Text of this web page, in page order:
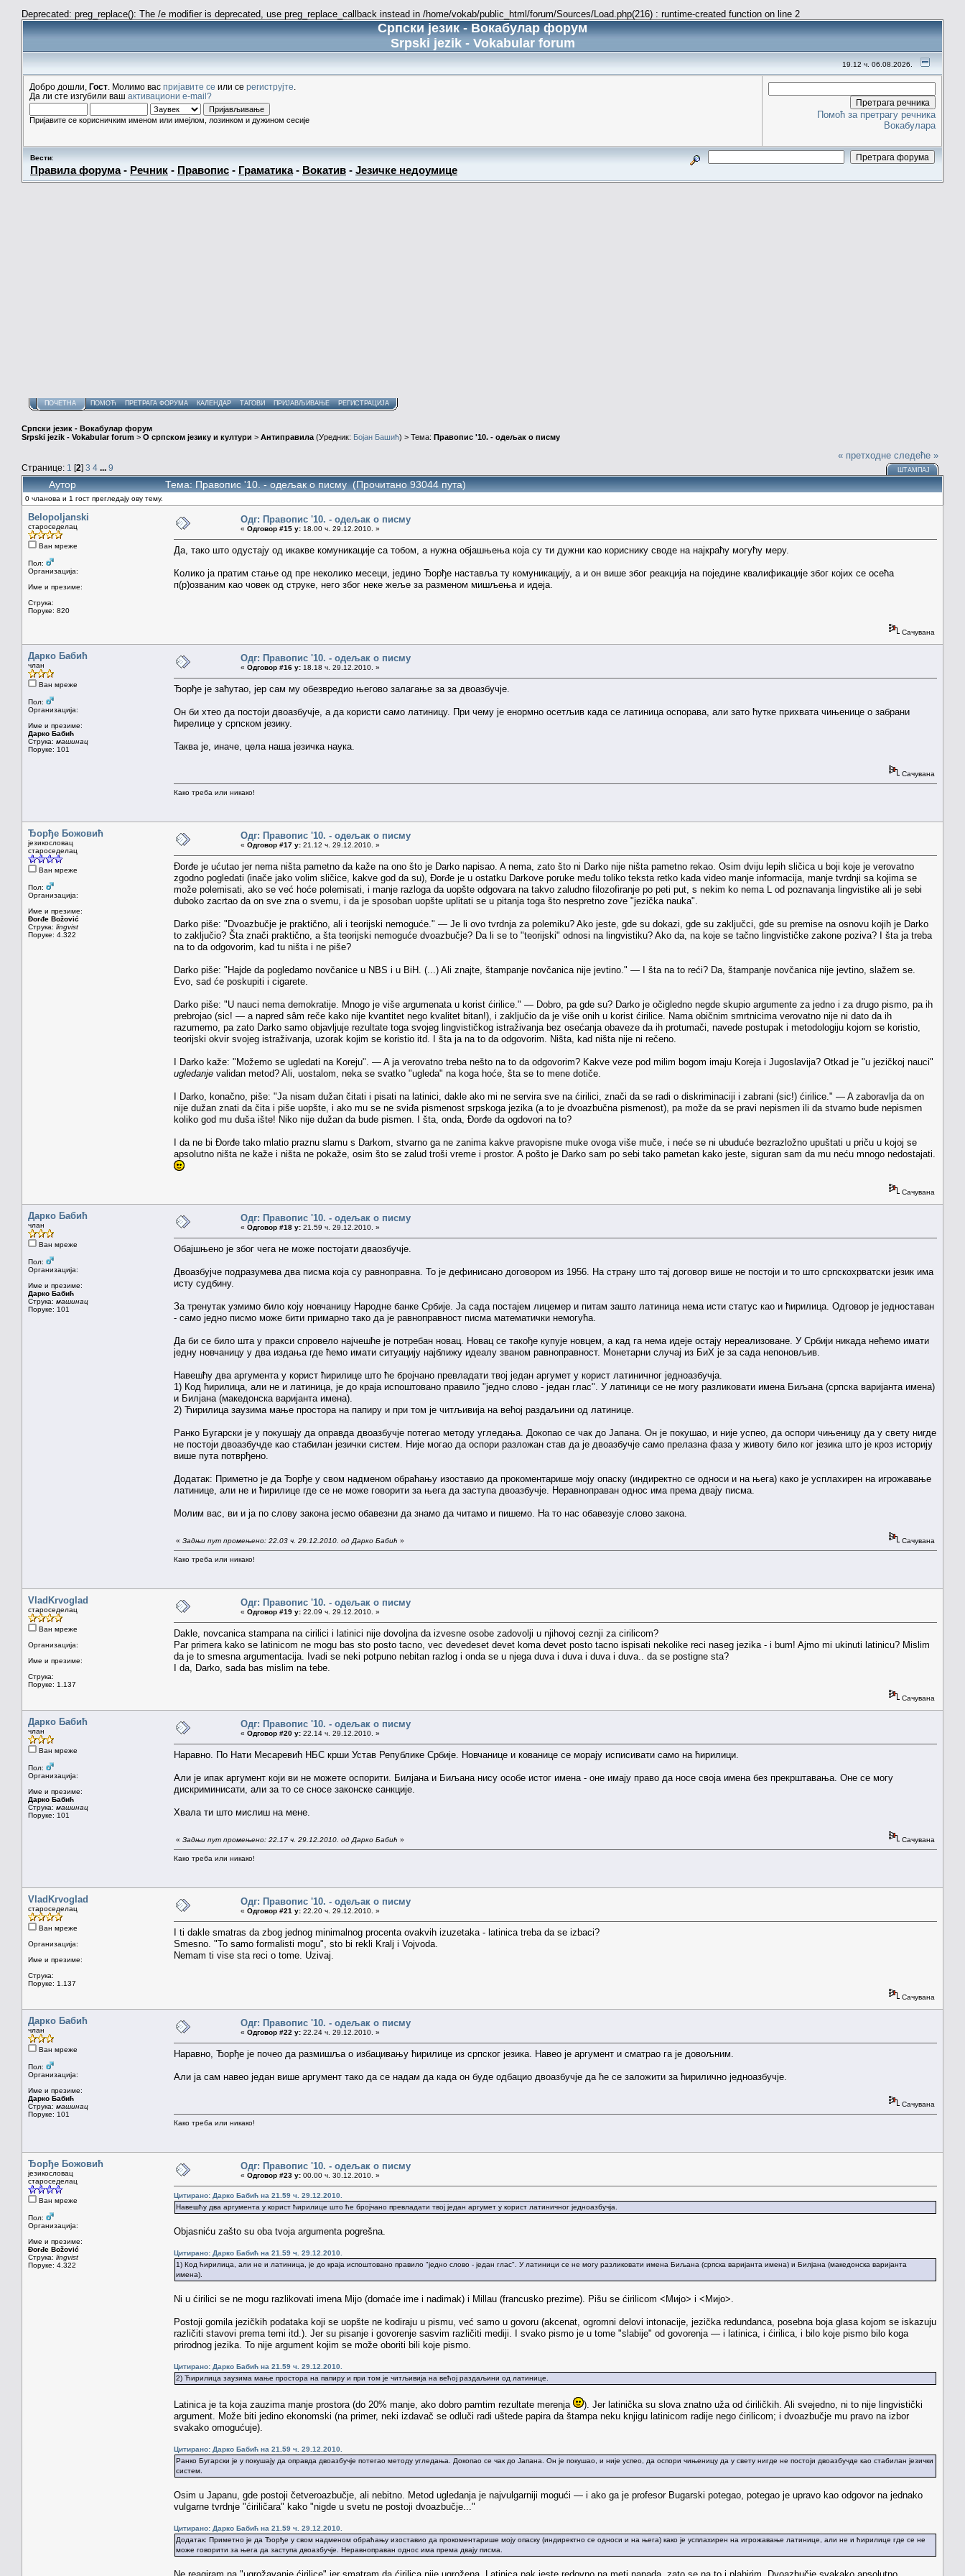
Deprecated: preg_replace(): The /e modifier is deprecated, use preg_replace_callback instead in /home/vokab/public_html/forum/Sources/Load.php(216) : runtime-created function on line 2
Српски језик - Вокабулар форум
Srpski jezik - Vokabular forum
19.12 ч. 06.08.2026.
Добро дошли, Гост . Молимо вас пријавите се или се региструјте
Да ли сте изгубили ваш активациони e-mail?
Пријавите се корисничким именом или имејлом, лозинком и дужином сесије
Помоћ за претрагу речника
Вокабулара
Вести:
Правила форума- Речник - Правопис - Граматика- Вокатив - Језичке недоумице
ПОЧЕТНА ПОМОЋ ПРЕТРАГА ФОРУМА КАЛЕНДАР ТАГОВИ ПРИЈАВЉИВАЊЕ РЕГИСТРАЦИЈА
Српски језик - Вокабулар форум
Srpski jezik - Vokabular forum > О српском језику и култури > Антиправила (Уредник: Бојан Башић) > Тема: Правопис '10. - одељак о писму
Странице: 1 [2] 3 4 ... 9
« претходне следеће »
ШТАМПАЈ
Аутор Тема: Правопис '10. - одељак о писму (Прочитано 93044 пута)
0 чланова и 1 гост прегледају ову тему.
Belopoljanski
староседелац
Ван мреже
Пол:
Организација:
Име и презиме:
Струка:
Поруке: 820
Одг: Правопис '10. - одељак о писму
« Одговор #15 у: 18.00 ч. 29.12.2010. »
Да, тако што одустају од икакве комуникације са тобом, а нужна објашњења која су ти дужни као кориснику своде на најкраћу могућу меру.
Колико ја пратим стање од пре неколико месеци, једино Ђорђе наставља ту комуникацију, а и он више због реакција на поједине квалификације због којих се осећа
п(р)озваним као човек од струке, него због неке жеље за разменом мишљења и идеја.
Сачувана
Дарко Бабић
члан
Ван мреже
Пол:
Организација:
Име и презиме:
Дарко Бабић
Струка: машинац
Поруке: 101
Одг: Правопис '10. - одељак о писму
« Одговор #16 у: 18.18 ч. 29.12.2010. »
Ђорђе је заћутао, јер сам му обезвредио његово залагање за за двоазбучје.
Он би хтео да постоји двоазбучје, а да користи само латиницу. При чему је енормно осетљив када се латиница оспорава, али зато ћутке прихвата чињенице о забрани
ћирелице у српском језику.
Таква је, иначе, цела наша језичка наука.
Сачувана
Како треба или никако!
Ђорђе Божовић
језикословац
староседелац
Ван мреже
Пол:
Организација:
Име и презиме:
Đorđe Božović
Струка: lingvist
Поруке: 4.322
Одг: Правопис '10. - одељак о писму
« Одговор #17 у: 21.12 ч. 29.12.2010. »
Đorđe je ućutao jer nema ništa pametno da kaže na ono što je Darko napisao. A nema, zato što ni Darko nije ništa pametno rekao. Osim dviju lepih sličica u boji koje je verovatno
zgodno pogledati (inače jako volim sličice, kakve god da su), Đorđe je u ostatku Darkove poruke među toliko teksta retko kada video manje informacija, manje tvrdnji sa kojima se
može polemisati, ako se već hoće polemisati, i manje razloga da uopšte odgovara na takvo zaludno filozofiranje po peti put, s nekim ko nema L od poznavanja lingvistike ali je sebi
duboko zacrtao da on sve zna o svemu, i da je sposoban uopšte uplitati se u pitanja toga što nespretno zove "jezička nauka".
Darko piše: "Dvoazbučje je praktično, ali i teorijski nemoguće." — Je li ovo tvrdnja za polemiku? Ako jeste, gde su dokazi, gde su zaključci, gde su premise na osnovu kojih je Darko
to zaključio? Šta znači praktično, a šta teorijski nemoguće dvoazbučje? Da li se to "teorijski" odnosi na lingvistiku? Ako da, na koje se tačno lingvističke zakone poziva? I šta ja treba
na to da odgovorim, kad tu ništa i ne piše?
Darko piše: "Hajde da pogledamo novčanice u NBS i u BiH. (...) Ali znajte, štampanje novčanica nije jevtino." — I šta na to reći? Da, štampanje novčanica nije jevtino, slažem se.
Evo, sad će poskupiti i cigarete.
Darko piše: "U nauci nema demokratije. Mnogo je više argumenata u korist ćirilice." — Dobro, pa gde su? Darko je očigledno negde skupio argumente za jedno i za drugo pismo, pa ih
prebrojao (sic! — a napred sâm reče kako nije kvantitet nego kvalitet bitan!), i zaključio da je više onih u korist ćirilice. Nama običnim smrtnicima verovatno nije ni dato da ih
razumemo, pa zato Darko samo objavljuje rezultate toga svojeg lingvističkog istraživanja bez osećanja obaveze da ih protumači, navede postupak i metodologiju kojom se koristio,
teorijski okvir svojeg istraživanja, uzorak kojim se koristio itd. I šta ja na to da odgovorim. Ništa, kad ništa nije ni rečeno.
I Darko kaže: "Možemo se ugledati na Koreju". — A ja verovatno treba nešto na to da odgovorim? Kakve veze pod milim bogom imaju Koreja i Jugoslavija? Otkad je "u jezičkoj nauci"
ugledanje validan metod? Ali, uostalom, neka se svatko "ugleda" na koga hoće, šta se to mene dotiče.
I Darko, konačno, piše: "Ja nisam dužan čitati i pisati na latinici, dakle ako mi ne servira sve na ćirilici, znači da se radi o diskriminaciji i zabrani (sic!) ćirilice." — A zaboravlja da on
nije dužan znati da čita i piše uopšte, i ako mu se ne sviđa pismenost srpskoga jezika (a to je dvoazbučna pismenost), pa može da se pravi nepismen ili da stvarno bude nepismen
koliko god mu duša ište! Niko nije dužan da bude pismen. I šta, onda, Đorđe da ogdovori na to?
I da ne bi Đorđe tako mlatio praznu slamu s Darkom, stvarno ga ne zanima kakve pravopisne muke ovoga više muče, i neće se ni ubuduće bezrazložno upuštati u priču u kojoj se
apsolutno ništa ne kaže i ništa ne pokaže, osim što se zalud troši vreme i prostor. A pošto je Darko sam po sebi tako pametan kako jeste, siguran sam da mu neću mnogo nedostajati.
Сачувана
Дарко Бабић
члан
Ван мреже
Пол:
Организација:
Име и презиме:
Дарко Бабић
Струка: машинац
Поруке: 101
Одг: Правопис '10. - одељак о писму
« Одговор #18 у: 21.59 ч. 29.12.2010. »
Обајшњено је због чега не може постојати дваозбучје.
Двоазбујче подразумева два писма која су равноправна. То је дефинисано договором из 1956. На страну што тај договор више не постоји и то што српскохрватски језик има
исту судбину.
За тренутак узмимо било коју новчаницу Народне банке Србије. Ја сада постајем лицемер и питам зашто латиница нема исти статус као и ћирилица. Одговор је једноставан
- само једно писмо може бити примарно тако да је равноправност писма математички немогућа.
Да би се било шта у пракси спровело најчешће је потребан новац. Новац се такође купује новцем, а кад га нема идеје остају нереализоване. У Србији никада нећемо имати
једну новчаницу у два издања где ћемо имати ситуацију најближу идеалу званом равноправност. Монетарни случај из БиХ је за сада непоновљив.
Навешћу два аргумента у корист ћирилице што ће бројчано превладати твој један аргумет у корист латиничног једноазбучја.
1) Код ћирилица, али не и латиница, је до краја испоштовано правило "једно слово - један глас". У латиници се не могу разликовати имена Биљана (српска варијанта имена)
и Билјана (македонска варијанта имена).
2) Ћирилица заузима мање простора на папиру и при том је читљивија на већој раздаљини од латинице.
Ранко Бугарски је у покушају да оправда двоазбучје потегао методу угледања. Докопао се чак до Јапана. Он је покушао, и није успео, да оспори чињеницу да у свету нигде
не постоји двоазбучде као стабилан језички систем. Није могао да оспори разложан став да је двоазбучје само прелазна фаза у животу било ког језика што је кроз историју
више пута потврђено.
Додатак: Приметно је да Ђорђе у свом надменом обраћању изоставио да прокоментарише моју опаску (индиректно се односи и на њега) како је усплахирен на игрожавање
латинице, али не и ћирилице где се не може говорити за њега да заступа двоазбучје. Неравноправан однос има према двају писма.
Молим вас, ви и ја по слову закона јесмо обавезни да знамо да читамо и пишемо. На то нас обавезује слово закона.
« Задњи пут промењено: 22.03 ч. 29.12.2010. од Дарко Бабић » Сачувана
Како треба или никако!
VladKrvoglad
староседелац
Ван мреже
Организација:
Име и презиме:
Струка:
Поруке: 1.137
Одг: Правопис '10. - одељак о писму
« Одговор #19 у: 22.09 ч. 29.12.2010. »
Dakle, novcanica stampana na cirilici i latinici nije dovoljna da izvesne osobe zadovolji u njihovoj ceznji za cirilicom?
Par primera kako se latinicom ne mogu bas sto posto tacno, vec devedeset devet koma devet posto tacno ispisati nekolike reci naseg jezika - i bum! Ajmo mi ukinuti latinicu? Mislim
da je to smesna argumentacija. Ivadi se neki potpuno nebitan razlog i onda se u njega duva i duva i duva i duva.. da se postigne sta?
I da, Darko, sada bas mislim na tebe.
Сачувана
Дарко Бабић
члан
Ван мреже
Пол:
Организација:
Име и презиме:
Дарко Бабић
Струка: машинац
Поруке: 101
Одг: Правопис '10. - одељак о писму
« Одговор #20 у: 22.14 ч. 29.12.2010. »
Наравно. По Нати Месаревић НБС крши Устав Републике Србије. Новчанице и кованице се морају исписивати само на ћирилици.
Али је ипак аргумент који ви не можете оспорити. Билјана и Биљана нису особе истог имена - оне имају право да носе своја имена без прекрштавања. Оне се могу
дискриминисати, али за то се сносе законске санкције.
Хвала ти што мислиш на мене.
« Задњи пут промењено: 22.17 ч. 29.12.2010. од Дарко Бабић » Сачувана
Како треба или никако!
VladKrvoglad
староседелац
Ван мреже
Организација:
Име и презиме:
Струка:
Поруке: 1.137
Одг: Правопис '10. - одељак о писму
« Одговор #21 у: 22.20 ч. 29.12.2010. »
I ti dakle smatras da zbog jednog minimalnog procenta ovakvih izuzetaka - latinica treba da se izbaci?
Smesno. "To samo formalisti mogu", sto bi rekli Kralj i Vojvoda.
Nemam ti vise sta reci o tome. Uzivaj.
Сачувана
Дарко Бабић
члан
Ван мреже
Пол:
Организација:
Име и презиме:
Дарко Бабић
Струка: машинац
Поруке: 101
Одг: Правопис '10. - одељак о писму
« Одговор #22 у: 22.24 ч. 29.12.2010. »
Наравно, Ђорђе је почео да размишља о избацивању ћирилице из српског језика. Навео је аргумент и сматрао га је довољним.
Али ја сам навео један више аргумент тако да се надам да када он буде одбацио двоазбучје да ће се заложити за ћирилично једноазбучје.
Сачувана
Како треба или никако!
Ђорђе Божовић
језикословац
староседелац
Ван мреже
Пол:
Организација:
Име и презиме:
Đorđe Božović
Струка: lingvist
Поруке: 4.322
Одг: Правопис '10. - одељак о писму
« Одговор #23 у: 00.00 ч. 30.12.2010. »
Цитирано: Дарко Бабић на 21.59 ч. 29.12.2010.
Навешћу два аргумента у корист ћирилице што ће бројчано превладати твој један аргумет у корист латиничног једноазбучја.
Objasniću zašto su oba tvoja argumenta pogrešna.
Цитирано: Дарко Бабић на 21.59 ч. 29.12.2010.
1) Код ћирилица, али не и латиница, је до краја испоштовано правило "једно слово - један глас". У латиници се не могу разликовати имена Биљана (српска варијанта имена) и Билјана (македонска варијанта
имена).
Ni u ćirilici se ne mogu razlikovati imena Mijo (domaće ime i nadimak) i Millau (francusko prezime). Pišu se ćirilicom <Мијо> i <Мијо>.
Postoji gomila jezičkih podataka koji se uopšte ne kodiraju u pismu, već samo u govoru (akcenat, ogromni delovi intonacije, jezička redundanca, posebna boja glasa kojom se iskazuju
različiti stavovi prema temi itd.). Jer su pisanje i govorenje sasvim različiti mediji. I svako pismo je u tome "slabije" od govorenja — i latinica, i ćirilica, i bilo koje pismo bilo koga
prirodnog jezika. To nije argument kojim se može oboriti bili koje pismo.
Цитирано: Дарко Бабић на 21.59 ч. 29.12.2010.
2) Ћирилица заузима мање простора на папиру и при том је читљивија на већој раздаљини од латинице.
Latinica je ta koja zauzima manje prostora (do 20% manje, ako dobro pamtim rezultate merenja
). Jer latinička su slova znatno uža od ćiriličkih. Ali svejedno, ni to nije lingvistički
argument. Može biti jedino ekonomski (na primer, neki izdavač se odluči radi uštede papira da štampa neku knjigu latinicom radije nego ćirilicom; i dvoazbučje mu pravo na izbor
svakako omogućuje).
Цитирано: Дарко Бабић на 21.59 ч. 29.12.2010.
Ранко Бугарски је у покушају да оправда двоазбучје потегао методу угледања. Докопао се чак до Јапана. Он је покушао, и није успео, да оспори чињеницу да у свету нигде не постоји двоазбучде као стабилан језички
систем.
Osim u Japanu, gde postoji četveroazbučje, ali nebitno. Metod ugledanja je najvulgarniji mogući — i ako ga je profesor Bugarski potegao, potegao je upravo kao odgovor na jednako
vulgarne tvrdnje "ćiriličara" kako "nigde u svetu ne postoji dvoazbučje..."
Цитирано: Дарко Бабић на 21.59 ч. 29.12.2010.
Додатак: Приметно је да Ђорђе у свом надменом обраћању изоставио да прокоментарише моју опаску (индиректно се односи и на њега) како је усплахирен на игрожавање латинице, али не и ћирилице где се не
може говорити за њега да заступа двоазбучје. Неравноправан однос има према двају писма.